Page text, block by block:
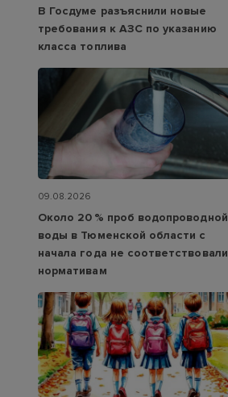
В Госдуме разъяснили новые
требования к АЗС по указанию
класса топлива
09.08.2026
Около 20 % проб водопроводной
воды в Тюменской области с
начала года не соответствовали
нормативам